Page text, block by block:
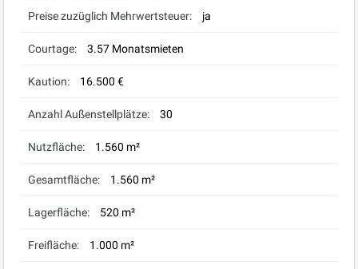
Preise zuzüglich Mehrwertsteuer: ja
Courtage: 3.57 Monatsmieten
Kaution: 16.500 €
Anzahl Außenstellplätze: 30
Nutzfläche: 1.560 m²
Gesamtfläche: 1.560 m²
Lagerfläche: 520 m²
Freifläche: 1.000 m²